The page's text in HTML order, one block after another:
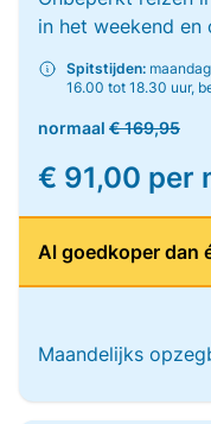
in het weekend en
Spitstijden:
16.00 tot 18.30 uur,
normaal € 169,95
€ 91,00 per
Al goedkoper dan
Maandelijks